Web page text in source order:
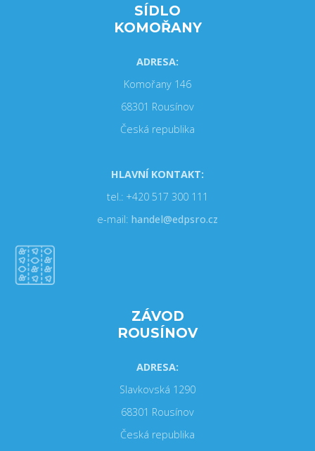
SÍDLO
KOMOŘANY
ADRESA:
Komořany 146
68301 Rousínov
Česká republika
HLAVNÍ KONTAKT:
tel.: +420 517 300 111
e-mail: handel@edpsro.cz
ZÁVOD
ROUSÍNOV
ADRESA:
Slavkovská 1290
68301 Rousínov
Česká republika